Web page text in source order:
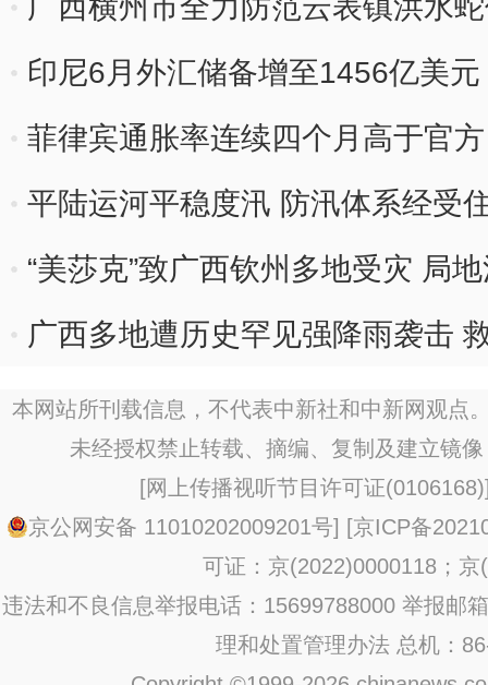
出海
广西横州市全力防范云表镇洪水
印尼6月外汇储备增至1456亿美
菲律宾通胀率连续四个月高于官
平陆运河平稳度汛 防汛体系经受
“美莎克”致广西钦州多地受灾 局
广西多地遭历史罕见强降雨袭击
本网站所刊载信息，不代表中新社和中新网观点
未经授权禁止转载、摘编、复制及建立镜
[网上传播视听节目许可证(0106168)
京公网安备 11010202009201号] [京ICP备
可证：京(2022)0000118；京
违法和不良信息举报电话：15699788000 举报邮
理和处置管理办法 总机：